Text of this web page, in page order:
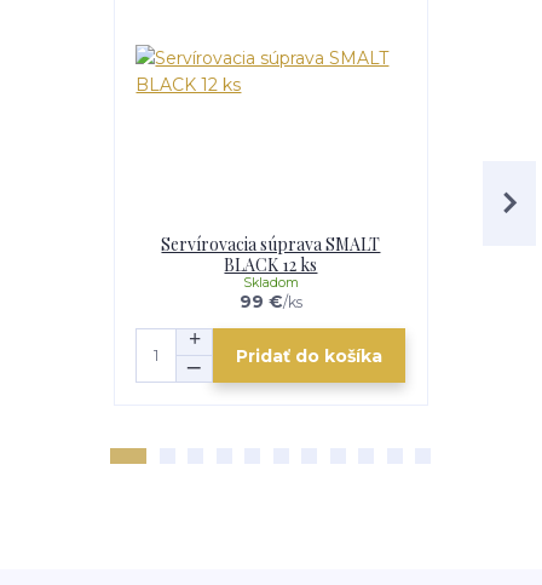
Servírovacia súprava SMALT
BLACK 12 ks
99 €/ks
Skladom
Pridať do košíka